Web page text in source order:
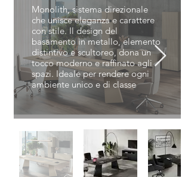
Monolith, sistema direzionale
che unisce eleganza e carattere
con stile. Il design del
basamento in metallo, elemento
distintivo e scultoreo, dona un
tocco moderno e raffinato agli
spazi. Ideale per rendere ogni
ambiente unico e di classe